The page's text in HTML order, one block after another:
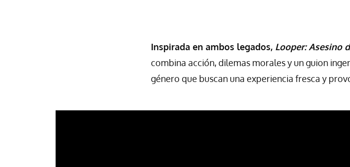
Inspirada en ambos legados, Looper: Asesino
combina acción, dilemas morales y un guion
género que buscan una experiencia fresca y